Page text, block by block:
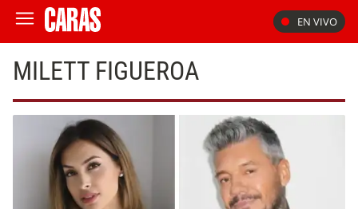
EN VIVO
MILETT FIGUEROA